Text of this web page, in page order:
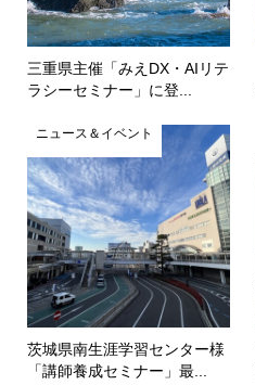
三重県主催「みえDX・AIリテ
ラシーセミナー」に登...
ニュース＆イベント
茨城県南生涯学習センター様
「講師養成セミナー」最...